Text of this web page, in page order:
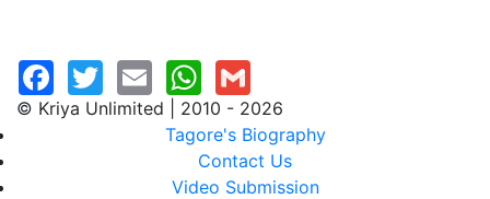
© Kriya Unlimited | 2010 - 2026
Tagore's Biography
Contact Us
Video Submission